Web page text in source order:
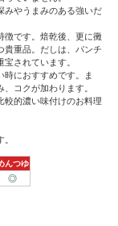
みやうまみのある強いだ
徴です。焙乾後、更に黴
貴重品。だしは、パンチ
されています。
時におすすめです。ま
コクが加わります。
較的濃い味付けのお料理
んつゆ
◎